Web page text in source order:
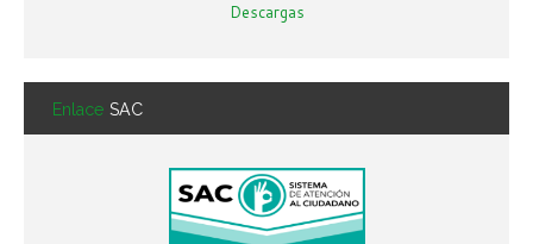
Descargas
Enlace SAC